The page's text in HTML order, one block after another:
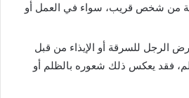
من شخص قريب، سواء في العمل أو
الرجل للسرقة أو الإيذاء من قبل
فقد يعكس ذلك شعوره بالظلم أو